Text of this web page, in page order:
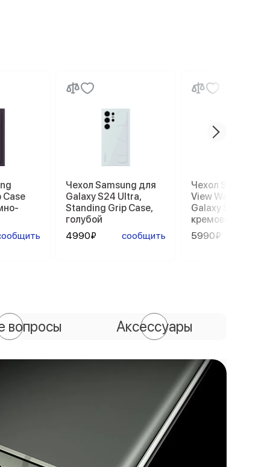
Case
Чехол Samsung для
Galaxy S24 Ultra,
Standing Grip Case,
голубой
4990₽
сообщить
Чехол Samsung
View Wallet Case
Galaxy S23 Ultra,
кремовый
5990₽
вопросы Аксессуары